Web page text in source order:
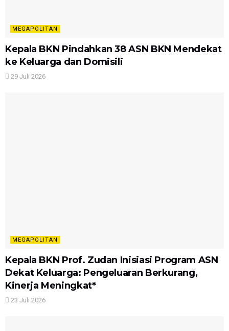
MEGAPOLITAN
Kepala BKN Pindahkan 38 ASN BKN Mendekat
ke Keluarga dan Domisili
29 Juli 2026
MEGAPOLITAN
Kepala BKN Prof. Zudan Inisiasi Program ASN
Dekat Keluarga: Pengeluaran Berkurang,
Kinerja Meningkat*
23 Juli 2026